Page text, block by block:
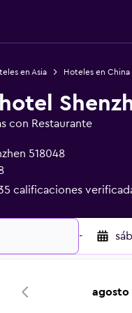
en Asia Hoteles en China
con Restaurante
518048
calificaciones
-
agosto